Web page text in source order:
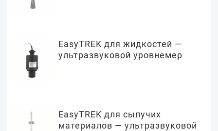
EasyTREK для жидкостей —
ультразвуковой уровнемер
EasyTREK для сыпучих
материалов — ультразвуковой